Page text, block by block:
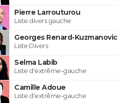
Pierre Larrouturou
Liste divers gauche
Georges Renard-Kuzmanovic
Liste Divers
Selma Labib
Liste d'extrême-gauche
Camille Adoue
Liste d'extrême-gauche